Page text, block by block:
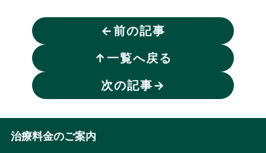
←前の記事
↑ 一覧へ戻る
次の記事→
治療料金のご案内